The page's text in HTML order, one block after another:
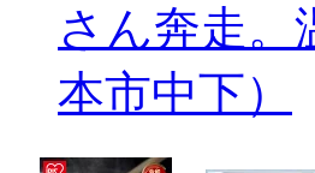
さん奔走。
本市中下）